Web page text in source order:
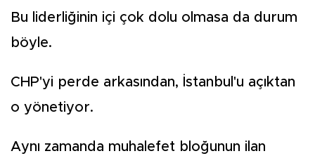
Bu liderliğinin içi çok dolu olmasa da durum
böyle.
CHP'yi perde arkasından, İstanbul'u açıktan
o yönetiyor.
Aynı zamanda muhalefet bloğunun ilan